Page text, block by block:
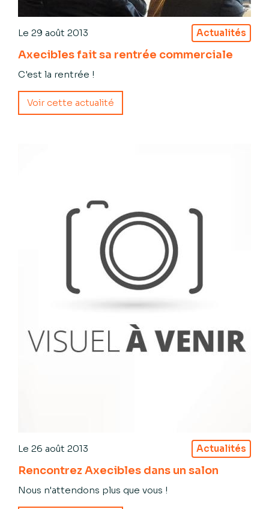
Le 29 août 2013 Actualités
Axecibles fait sa rentrée commerciale
C'est la rentrée !
Voir cette actualité
Le 26 août 2013 Actualités
Rencontrez Axecibles dans un salon
Nous n'attendons plus que vous !